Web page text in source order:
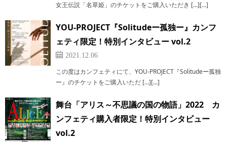
女王伝説「名草姫」のチケットをご購入いただき […][…]
YOU-PROJECT『Solitudeー孤独ー』カンフ
ェティ限定！特別インタビュー vol.2
2021.12.06
この度はカンフェティにて、YOU-PROJECT『Solitudeー孤独
ー』のチケットをご購入いただ […][…]
舞台「アリス～不思議の国の物語」2022 カ
ンフェティ購入者限定！特別インタビュー
vol.2